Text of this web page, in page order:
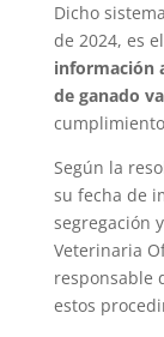
Dicho
de 2024, es el
información
de ganado
Según la
su fecha de
segregación
Veterinaria
responsable
estos